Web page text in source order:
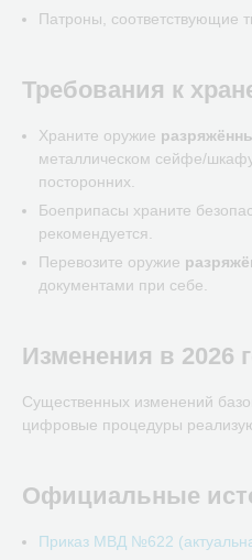
Патроны, соответствующие
Требования к
Храните оружие
металлическом сейфе/
посторонних.
Боеприпасы храните
рекомендуется.
Перевозите оружие
документами при себе.
Изменения в 2026
Существенных изменений
цифровые процедуры
Официальные
Приказ МВД №622